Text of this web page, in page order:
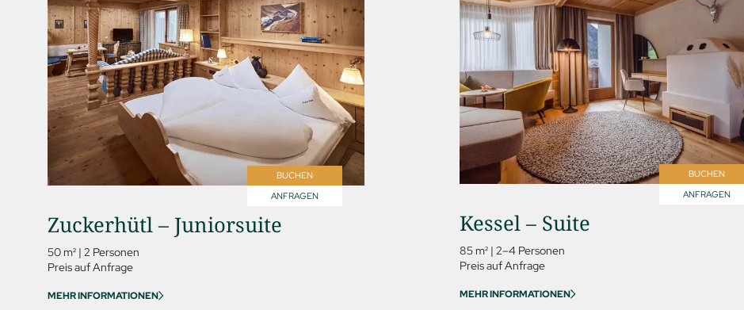
01 Der Jagdhof
02 Zimmer & Suiten
03 Cuisine
04 Spa & Fitness
05 Angebote
06 Aktivitäten
07 Events
BUCHEN
ANFRAGEN
Zuckerhütl – Juniorsuite
50 m² | 2 Personen
Preis auf Anfrage
MEHR INFORMATIONEN
BUCHEN
ANFRAGEN
Kessel – Suite
85 m² | 2–4 Personen
Preis auf Anfrage
MEHR INFORMATIONEN